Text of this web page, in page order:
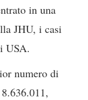
in una
JHU, i casi
USA.
numero di